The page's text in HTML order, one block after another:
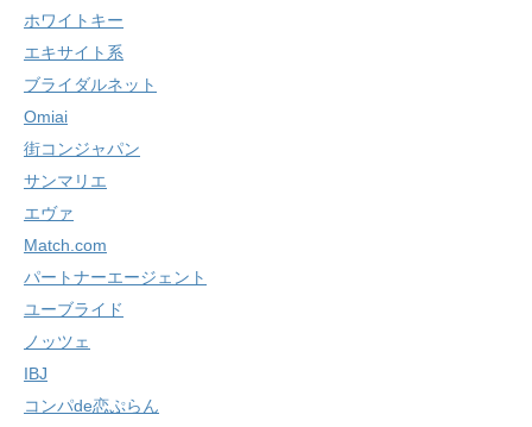
ホワイトキー
エキサイト系
ブライダルネット
Omiai
街コンジャパン
サンマリエ
エヴァ
Match.com
パートナーエージェント
ユーブライド
ノッツェ
IBJ
コンパde恋ぷらん